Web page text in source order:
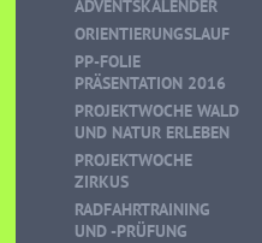
ADVENTSKALENDER
ORIENTIERUNGSLAUF
PP-FOLIE
PRÄSENTATION 2016
PROJEKTWOCHE WALD
UND NATUR ERLEBEN
PROJEKTWOCHE
ZIRKUS
RADFAHRTRAINING
UND -PRÜFUNG